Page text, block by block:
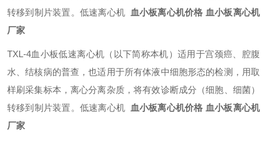
转移到制片装置。低速离心机
血小板离心机价格 血小板离心机
厂家
TXL-4血小板低速离心机（以下简称本机）适用于宫颈癌、腔腹
水、结核病的普查，也适用于所有体液中细胞形态的检测，用取
样刷采集标本，离心分离杂质，将有效诊断成分（细胞、细菌）
转移到制片装置。低速离心机
血小板离心机价格 血小板离心机
厂家